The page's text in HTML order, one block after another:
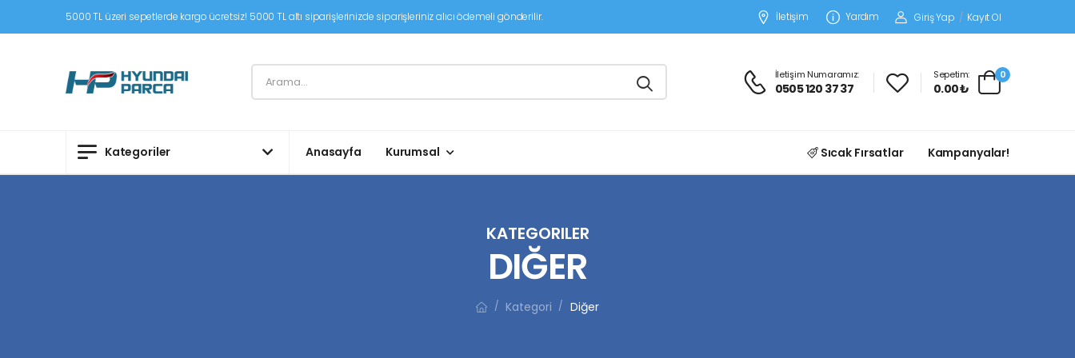
5000 TL üzeri sepetlerde kargo ücretsiz! 5000 TL altı siparişlerinizde siparişleriniz alıcı ödemeli gönderilir. İletişim Yardım Giriş Yap / Kayıt Ol
İletişim Numaramız:
0505 120 37 37
Sepetim:
0.00 ₺
0
Kategoriler Anasayfa Kurumsal Sıcak Fırsatlar Kampanyalar!
KATEGORILER
DIĞER
/ Kategori / Diğer